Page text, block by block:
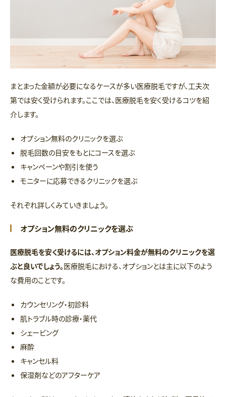
まとまった金額が必要になるケースが多い医療脱毛ですが、工夫次
第では安く受けられます。ここでは、医療脱毛を安く受けるコツを紹
介します。
オプション無料のクリニックを選ぶ
脱毛回数の目安をもとにコースを選ぶ
キャンペーンや割引を使う
モニターに応募できるクリニックを選ぶ
それぞれ詳しくみていきましょう。
オプション無料のクリニックを選ぶ
医療脱毛を安く受けるには、オプション料金が無料のクリニックを選
ぶと良いでしょう。医療脱毛における、オプションとは主に以下のよう
な費用のことです。
カウンセリング・初診料
肌トラブル時の診療・薬代
シェービング
麻酔
キャンセル料
保湿剤などのアフターケア